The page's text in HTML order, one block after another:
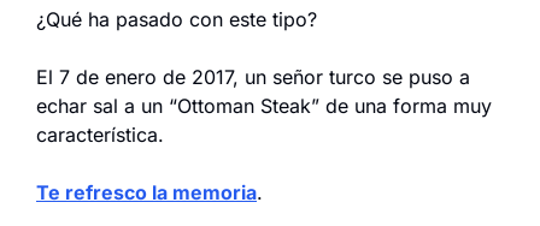
¿Qué ha pasado con este tipo?
El 7 de enero de 2017, un señor turco se puso a
echar sal a un “Ottoman Steak” de una forma muy
característica.
Te refresco la memoria.